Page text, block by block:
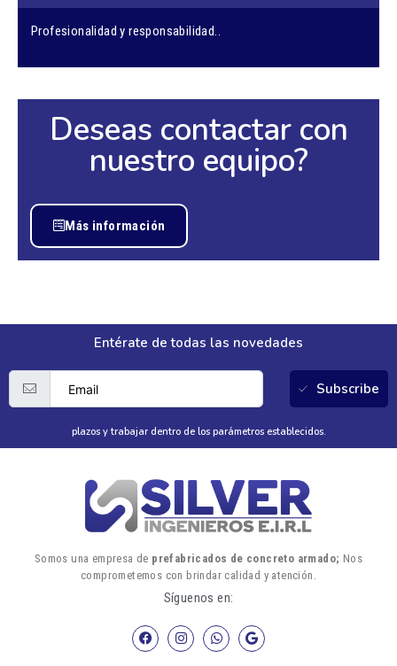
Profesionalidad y responsabilidad..
Deseas contactar con
nuestro equipo?
Más información
Entérate de todas las novedades
Subscribe
plazos y trabajar dentro de los parámetros establecidos.
Somos una empresa de prefabricados de concreto armado; Nos
comprometemos con brindar calidad y atención.
Síguenos en: